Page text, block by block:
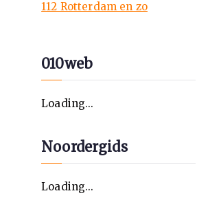
112 Rotterdam en zo
010web
Loading...
Noordergids
Loading...